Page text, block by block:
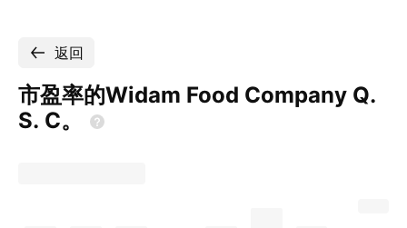
返回
市盈率的Widam Food Company Q.
S. C。